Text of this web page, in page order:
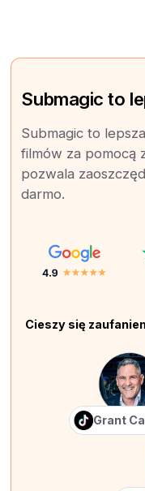
Submagic to
Submagic to
filmów za pomocą
pozwala
darmo.
Cieszy się
Grant